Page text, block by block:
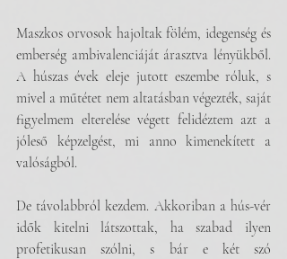
Maszkos orvosok hajoltak fölém, idegenség és
emberség ambivalenciáját árasztva lényükből.
A húszas évek eleje jutott eszembe róluk, s
mivel a műtétet nem altatásban végezték, saját
figyelmem elterelése végett felidéztem azt a
jóleső képzelgést, mi anno kimenekített a
valóságból.
De távolabbról kezdem. Akkoriban a hús-vér
idők kitelni látszottak, ha szabad ilyen
profetikusan szólni, s bár e két szó